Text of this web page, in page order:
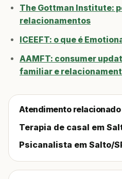
The Gottman Institute:
relacionamentos
ICEEFT: o que é
AAMFT: consumer
familiar e
Atendimento relacionado
Terapia de casal em
Psicanalista em Salto/